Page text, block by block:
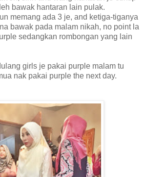
bawak hantaran lain pulak.
memang ada 3 je, and ketiga-tiganya
bawak pada malam nikah, no point la
sedangkan rombongan yang lain
girls je pakai purple malam tu
nak pakai purple the next day.